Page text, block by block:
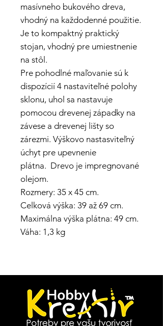
masívneho bukového dreva,
vhodný na každodenné použitie.
Je to kompaktný praktický
stojan, vhodný pre umiestnenie
na stôl.
Pre pohodlné maľovanie sú k
dispozícií 4 nastaviteľné polohy
sklonu, uhol sa nastavuje
pomocou drevenej západky na
závese a drevenej lišty so
zárezmi. Výškovo nastasviteľný
úchyt pre upevnenie
plátna. Drevo je impregnované
olejom.
Rozmery: 35 x 45 cm.
Celková výška: 39 až 69 cm.
Maximálna výška plátna: 49 cm.
Váha: 1,3 kg